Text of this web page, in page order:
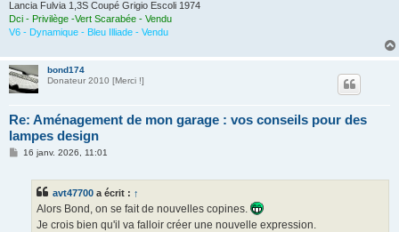
Lancia Fulvia 1,3S Coupé Grigio Escoli 1974
Dci - Privilège -Vert Scarabée - Vendu
V6 - Dynamique - Bleu Illiade - Vendu
bond174
Donateur 2010 [Merci !]
Re: Aménagement de mon garage : vos conseils pour des
lampes design
M
16 janv. 2026, 11:01
avt47700 a écrit : ↑
Alors Bond, on se fait de nouvelles copines.
Je crois bien qu'il va falloir créer une nouvelle expression.